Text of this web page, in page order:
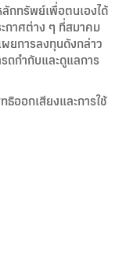
กทรัพย์เพื่อตนเองได้
กาศต่าง ๆ ที่สมาคม
ยการลงทุนดังกล่าว
ถกำกับและดูแลการ
ออกเสียงและการใช้